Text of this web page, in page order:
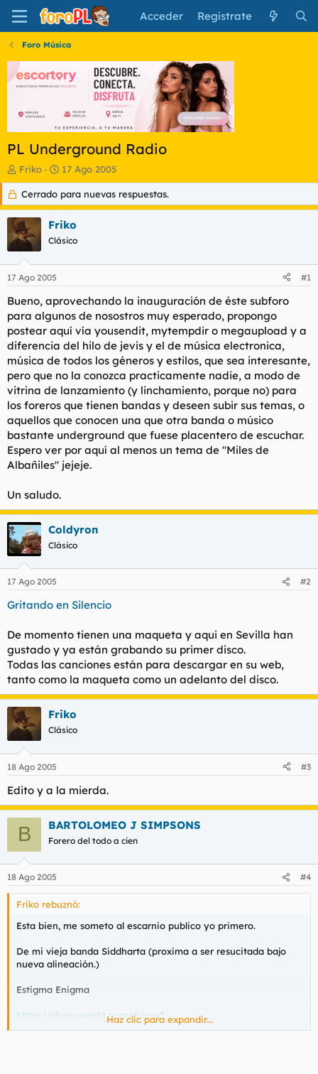
Acceder Regístrate
Foro Música
PL Underground Radio
I
n
c
i
a
d
o
d
t
e
m
a
Friko
F
e
c
h
a
d
e
i
o
17 Ago 2005
Cerrado para nuevas respuestas.
Friko
Clásico
17 Ago 2005 #1
Bueno, aprovechando la inauguración de éste subforo
para algunos de nosostros muy esperado, propongo
postear aquí vía yousendit, mytempdir o megaupload y a
diferencia del hilo de jevis y el de música electronica,
música de todos los géneros y estilos, que sea interesante,
pero que no la conozca practicamente nadie, a modo de
vitrina de lanzamiento (y linchamiento, porque no) para
los foreros que tienen bandas y deseen subir sus temas, o
aquellos que conocen una que otra banda o músico
bastante underground que fuese placentero de escuchar.
Espero ver por aquí al menos un tema de "Miles de
Albañiles" jejeje.
Un saludo.
Coldyron
Clásico
17 Ago 2005 #2
Gritando en Silencio
De momento tienen una maqueta y aqui en Sevilla han
gustado y ya están grabando su primer disco.
Todas las canciones están para descargar en su web,
tanto como la maqueta como un adelanto del disco.
Friko
Clásico
18 Ago 2005 #3
Edito y a la mierda.
B BARTOLOMEO J SIMPSONS
Forero del todo a cien
18 Ago 2005 #4
Friko rebuznó:
Esta bien, me someto al escarnio publico yo primero.
De mi vieja banda Siddharta (proxima a ser resucitada bajo
nueva alineación.)
Estigma Enigma
https://s5.yousendit.com/d.aspx?
id=2LRBL13KXCAWY0GP8YC4W4B17Y
Haz clic para expandir...